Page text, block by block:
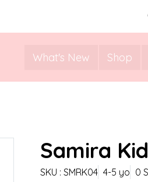
What's New Shop
Samira
SKU : SMRK04 4-5 yo 0